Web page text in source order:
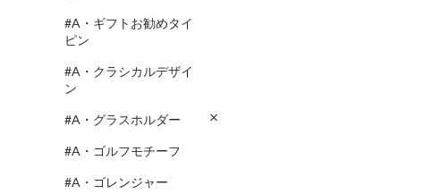
#A・ギフトお勧めタイ
ピン
#A・クラシカルデザイ
ン
#A・グラスホルダー
#A・ゴルフモチーフ
#A・ゴレンジャー